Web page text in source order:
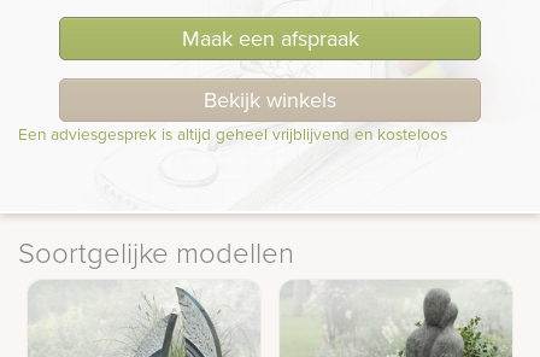
Maak een afspraak
Bekijk winkels
Een adviesgesprek is altijd geheel vrijblijvend en kosteloos
Soortgelijke modellen